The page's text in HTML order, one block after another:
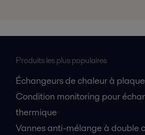
Produits les plus populaires
Échangeurs de chaleur à
Condition monitoring pour
thermique
Vannes anti-mélange à double